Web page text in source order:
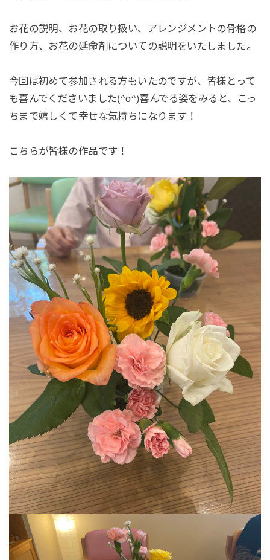
お花の説明、お花の取り扱い、アレンジメントの骨格の
作り方、お花の延命剤についての説明をいたしました。
今回は初めて参加される方もいたのですが、皆様とって
も喜んでくださいました(^o^)喜んでる姿をみると、こっ
ちまで嬉しくて幸せな気持ちになります！
こちらが皆様の作品です！